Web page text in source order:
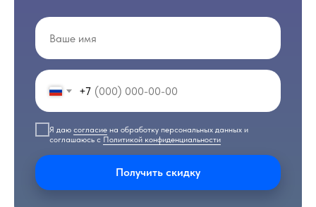
+7
Я даю согласие на обработку персональных данных и
соглашаюсь с Политикой конфиденциальности
Получить скидку